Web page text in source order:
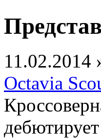
11.02.2014
Octavia